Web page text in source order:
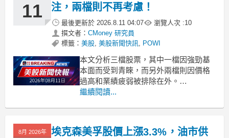
11
注，兩檔則不再考慮！
最後更新於 2026.8.11 04:07 瀏覽人次 :10
撰文者： CMoney 研究員
標籤： 美股, 美股新聞快訊, POWI
本文分析三檔股票，其中一檔因強勁基
本面而受到青睞，而另外兩檔則因價格
過高和業績疲弱被排除在外。
.badgeprice-container {
gap: 1rem !important;
繼續閱讀...
8月 2026年
埃克森美孚股價上漲3.3%，油市供